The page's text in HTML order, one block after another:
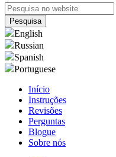
English
Russian
Spanish
Portuguese
Início
Instruções
Revisões
Perguntas
Blogue
Sobre nós